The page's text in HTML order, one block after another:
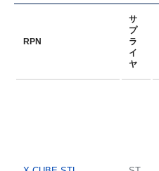
RPN
サ
プ
ラ
イ
ヤ